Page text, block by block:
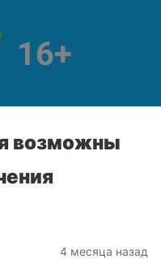
возможны
4 месяца назад